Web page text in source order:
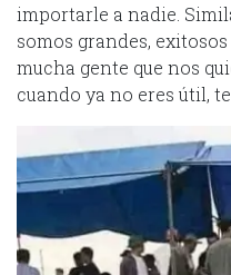
importarle a nadie.
somos grandes,
mucha gente que nos
cuando ya no eres útil,